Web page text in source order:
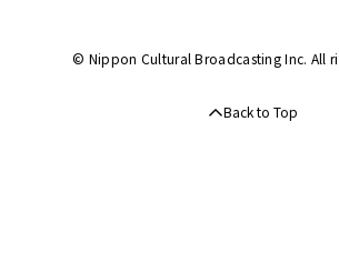
© Nippon Cultural Broadcasting Inc. All
Back to Top